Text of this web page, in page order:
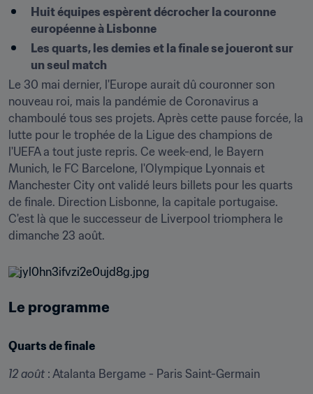
Huit équipes espèrent décrocher la couronne
européenne à Lisbonne
Les quarts, les demies et la finale se joueront sur
un seul match
Le 30 mai dernier, l'Europe aurait dû couronner son
nouveau roi, mais la pandémie de Coronavirus a
chamboulé tous ses projets. Après cette pause forcée, la
lutte pour le trophée de la Ligue des champions de
l'UEFA a tout juste repris. Ce week-end, le Bayern
Munich, le FC Barcelone, l'Olympique Lyonnais et
Manchester City ont validé leurs billets pour les quarts
de finale. Direction Lisbonne, la capitale portugaise.
C'est là que le successeur de Liverpool triomphera le
dimanche 23 août.
Le programme
Quarts de finale
12 août : Atalanta Bergame - Paris Saint-Germain